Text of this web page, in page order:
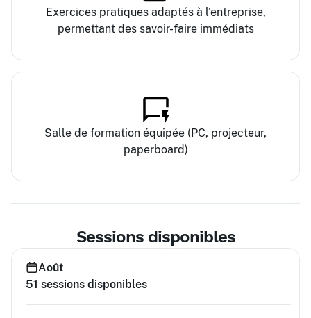
Exercices pratiques adaptés à l'entreprise,
permettant des savoir-faire immédiats
Salle de formation équipée (PC, projecteur,
paperboard)
Sessions disponibles
Août
51 sessions disponibles